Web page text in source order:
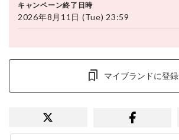
キャンペーン終了日時
2026年8月11日 (Tue) 23:59
マイブランドに登録